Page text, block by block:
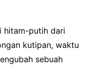
hitam-putih dari
kutipan, waktu
sebuah